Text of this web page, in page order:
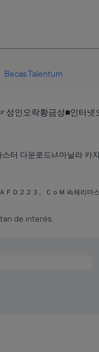
Becas Talentum
인오락황금성■인터넷
터 다운로드㎄마닐라
ＦＤ２２３。ＣｏＭ ㎑체리마
de interés.